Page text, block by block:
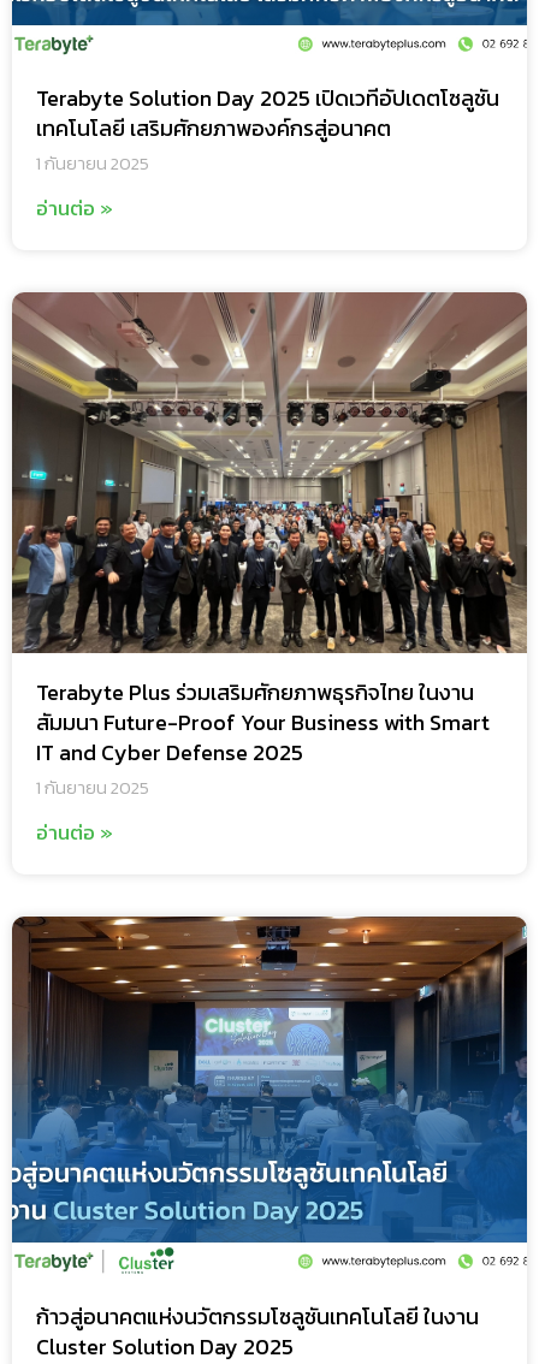
Terabyte Solution Day 2025 เปิดเวทีอัปเดตโซลูชัน
เทคโนโลยี เสริมศักยภาพองค์กรสู่อนาคต
1 กันยายน 2025
อ่านต่อ »
Terabyte Plus ร่วมเสริมศักยภาพธุรกิจไทย ในงาน
สัมมนา Future-Proof Your Business with Smart
IT and Cyber Defense 2025
1 กันยายน 2025
อ่านต่อ »
ก้าวสู่อนาคตแห่งนวัตกรรมโซลูชันเทคโนโลยี ในงาน
Cluster Solution Day 2025